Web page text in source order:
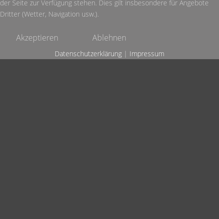
der Seite zur Verfügung stehen. Dies gilt insbesondere für Angebote
Dritter (Wetter, Navigation usw.).
Akzeptieren Ablehnen
Datenschutzerklärung | Impressum